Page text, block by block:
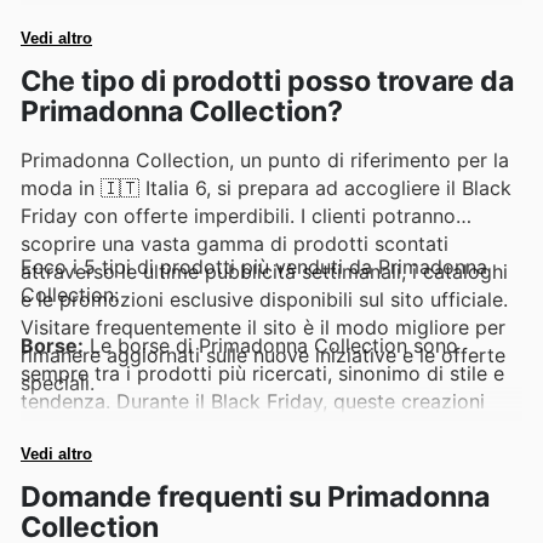
Vedi altro
Che tipo di prodotti posso trovare da
Primadonna Collection?
Primadonna Collection, un punto di riferimento per la
moda in 🇮🇹 Italia 6, si prepara ad accogliere il Black
Friday con offerte imperdibili. I clienti potranno
scoprire una vasta gamma di prodotti scontati
attraverso le ultime pubblicità settimanali, i cataloghi
e le promozioni esclusive disponibili sul sito ufficiale.
Visitare frequentemente il sito è il modo migliore per
rimanere aggiornati sulle nuove iniziative e le offerte
speciali.
Ecco i 5 tipi di prodotti più venduti da Primadonna
Collection:
Borse:Le borse di Primadonna Collection sono
sempre tra i prodotti più ricercati, sinonimo di stile e
tendenza. Durante il Black Friday, queste creazioni
speciali, rendendole perfette per chi cerca un
accessorio di impatto. Trovano ampio spazio nelle
Primadonna Collection weekly ads e nelle Primadonna
Vedi altro
Domande frequenti su Primadonna
Collection